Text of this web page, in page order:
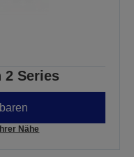
2 Series
Nähe